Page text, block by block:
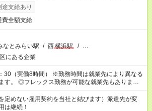
・優遇します。
支給あり
費全額支給
なとみらい駅 / 西横浜駅 / …
にある企業
30（実働8時間） ※勤務時間は就業先により異なる
就業先もありま
もさらに働きやすい環境をつくるべく、 働き方
あげて取り組んでいます。
定めない雇用契約を当社と結びます）派遣先が変
は継続！